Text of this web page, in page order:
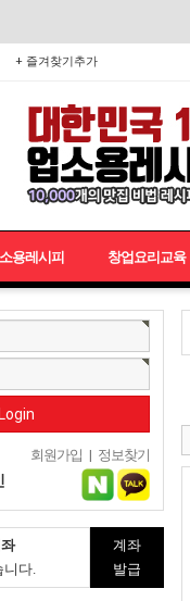
+ 즐겨찾기추가
용레시피 창업요리교육
Login
회원가입 | 정보찾기
다.
계좌
발급